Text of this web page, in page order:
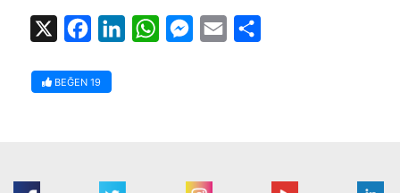
FacebookLinkedInWhatsAppMessenger
Email
BEĞEN 19